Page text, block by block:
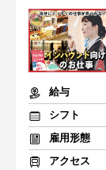
給与
シフト
雇用形態
アクセス